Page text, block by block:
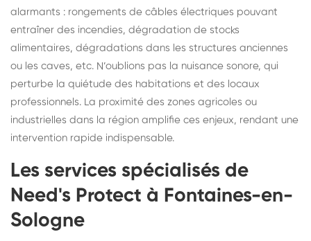
alarmants : rongements de câbles électriques pouvant
entraîner des incendies, dégradation de stocks
alimentaires, dégradations dans les structures anciennes
ou les caves, etc. N’oublions pas la nuisance sonore, qui
perturbe la quiétude des habitations et des locaux
professionnels. La proximité des zones agricoles ou
industrielles dans la région amplifie ces enjeux, rendant une
intervention rapide indispensable.
Les services spécialisés de
Need's Protect à Fontaines-en-
Sologne